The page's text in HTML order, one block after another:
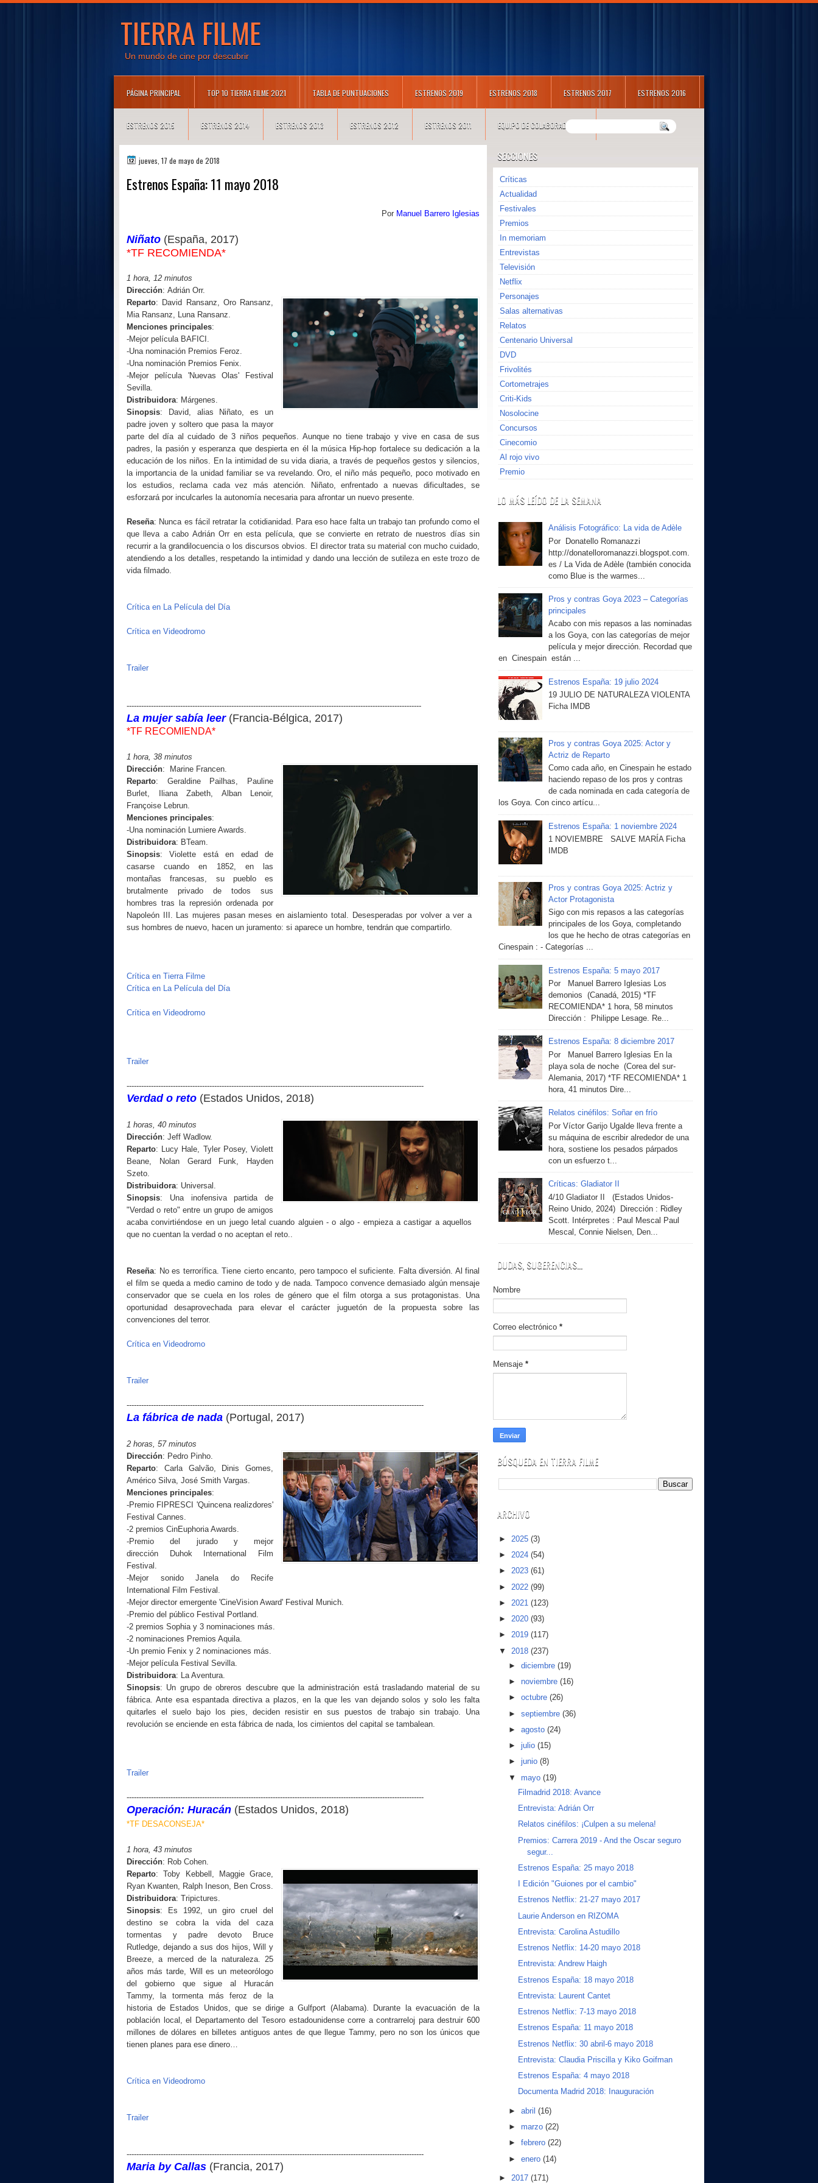
TIERRA FILME
Un mundo de cine por descubrir
PÁGINA PRINCIPAL TOP 10 TIERRA FILME 2021 TABLA DE PUNTUACIONES ESTRENOS 2019 ESTRENOS 2018 ESTRENOS 2017 ESTRENOS 2016
ESTRENOS 2015 ESTRENOS 2014 ESTRENOS 2013 ESTRENOS 2012 ESTRENOS 2011 EQUIPO DE COLABORADORES
jueves, 17 de mayo de 2018
Estrenos España: 11 mayo 2018
Por Manuel Barrero Iglesias
Niñato (España, 2017)
*TF RECOMIENDA*
1 hora, 12 minutos
Dirección: Adrián Orr.
Reparto: David Ransanz, Oro Ransanz,
Mia Ransanz, Luna Ransanz
Menciones principales:
-Mejor película BAFICI.
-Una nominación Premios Feroz.
-Una nominación Premios Fenix.
-Mejor película 'Nuevas Olas' Festival
Sevilla.
Distribuidora: Márgenes.
Sinopsis: David, alias Niñato, es un
padre joven y soltero que pasa la mayor
parte del día al cuidado de 3 niños pequeños. Aunque no tiene trabajo y vive en casa de sus
padres, la pasión y esperanza que despierta en él la música Hip-hop fortalece su dedicación a la
educación de los niños. En la intimidad de su vida diaria, a través de pequeños gestos y silencios,
la importancia de la unidad familiar se va revelando. Oro, el niño más pequeño, poco motivado en
los estudios, reclama cada vez más atención. Niñato, enfrentado a nuevas dificultades, se
esforzará por inculcarles la autonomía necesaria para afrontar un nuevo presente.
Reseña: Nunca es fácil retratar la cotidianidad. Para eso hace falta un trabajo tan profundo como el
que lleva a cabo Adrián Orr en esta película, que se convierte en retrato de nuestros días sin
recurrir a la grandilocuencia o los discursos obvios. El director trata su material con mucho cuidado,
atendiendo a los detalles, respetando la intimidad y dando una lección de sutileza en este trozo de
vida filmado.
Crítica en La Película del Día
Crítica en Videodromo
Trailer
-------------------------------------------------------------------------------------------------------------------------
La mujer sabía leer (Francia-Bélgica, 2017)
*TF RECOMIENDA*
1 hora, 38 minutos
Dirección: Marine Francen
Reparto: Geraldine Pailhas, Pauline
Burlet, Iliana Zabeth, Alban Lenoir,
Françoise Lebrun.
Menciones principales:
-Una nominación Lumiere Awards.
Distribuidora: BTeam
Sinopsis:Violette está en edad de
casarse cuando en 1852, en las
montañas francesas, su pueblo es
brutalmente privado de todos sus
hombres tras la represión ordenada por
Napoleón III. Las mujeres pasan meses en aislamiento total. Desesperadas por volver a ver a
sus hombres de nuevo, hacen un juramento: si aparece un hombre, tendrán que compartirlo.
Crítica en Tierra Filme
Crítica en La Película del Día
Crítica en Videodromo
Trailer
--------------------------------------------------------------------------------------------------------------------------
Verdad o reto (Estados Unidos, 2018)
1 horas, 40 minutos
Dirección: Jeff Wadlow.
Reparto: Lucy Hale, Tyler Posey, Violett
Beane, Nolan Gerard Funk, Hayden
Szeto
Distribuidora: Universal
Sinopsis: Una inofensiva partida de
"Verdad o reto" entre un grupo de amigos
acaba convirtiéndose en un juego letal cuando alguien - o algo - empieza a castigar a aquellos
que no cuentan la verdad o no aceptan el reto..
Reseña: No es terrorífica. Tiene cierto encanto, pero tampoco el suficiente. Falta diversión. Al final
el film se queda a medio camino de todo y de nada. Tampoco convence demasiado algún mensaje
conservador que se cuela en los roles de género que el film otorga a sus protagonistas. Una
oportunidad desaprovechada para elevar el carácter juguetón de la propuesta sobre las
convenciones del terror.
Crítica en Videodromo
Trailer
--------------------------------------------------------------------------------------------------------------------------
La fábrica de nada (Portugal, 2017)
2 horas, 57 minutos
Dirección: Pedro Pinho
Reparto: Carla Galvão, Dinis Gomes,
Américo Silva, José Smith Vargas
Menciones principales:
-Premio FIPRESCI 'Quincena realizdores'
Festival Cannes.
-2 premios CinEuphoria Awards.
-Premio del jurado y mejor
dirección Duhok International Film
Festival.
-Mejor sonido Janela do Recife
International Film Festival.
-Mejor director emergente 'CineVision Award' Festival Munich.
-Premio del público Festival Portland.
-2 premios Sophia y 3 nominaciones más.
-2 nominaciones Premios Aquila.
-Un premio Fenix y 2 nominaciones más.
-Mejor película Festival Sevilla.
Distribuidora: La Aventura.
Sinopsis: Un grupo de obreros descubre que la administración está trasladando material de su
fábrica. Ante esa espantada directiva a plazos, en la que les van dejando solos y solo les falta
quitarles el suelo bajo los pies, deciden resistir en sus puestos de trabajo sin trabajo. Una
revolución se enciende en esta fábrica de nada, los cimientos del capital se tambalean.
Trailer
--------------------------------------------------------------------------------------------------------------------------
Operación: Huracán (Estados Unidos, 2018)
*TF DESACONSEJA*
1 hora, 43 minutos
Dirección: Rob Cohen.
Reparto:Toby Kebbell, Maggie Grace,
Ryan Kwanten, Ralph Ineson, Ben Cross
Distribuidora: Tripictures.
Sinopsis: Es 1992, un giro cruel del
destino se cobra la vida del caza
tormentas y padre devoto Bruce
Rutledge, dejando a sus dos hijos, Will y
Breeze, a merced de la naturaleza. 25
años más tarde, Will es un meteorólogo
del gobierno que sigue al Huracán
Tammy, la tormenta más feroz de la
historia de Estados Unidos, que se dirige a Gulfport (Alabama). Durante la evacuación de la
población local, el Departamento del Tesoro estadounidense corre a contrarreloj para destruir 600
millones de dólares en billetes antiguos antes de que llegue Tammy, pero no son los únicos que
tienen planes para ese dinero…
Crítica en Videodromo
Trailer
--------------------------------------------------------------------------------------------------------------------------
Maria by Callas (Francia, 2017)
SECCIONES
Críticas
Actualidad
Festivales
Premios
In memoriam
Entrevistas
Televisión
Netflix
Personajes
Salas alternativas
Relatos
Centenario Universal
DVD
Frivolités
Cortometrajes
Criti-Kids
Nosolocine
Concursos
Cinecomio
Al rojo vivo
Premio
LO MÁS LEÍDO DE LA SEMANA
Análisis Fotográfico: La vida de Adèle
Por Donatello Romanazzi
http://donatelloromanazzi.blogspot.com.
es / La Vida de Adèle (también conocida
como Blue is the warmes...
Pros y contras Goya 2023 – Categorías
principales
Acabo con mis repasos a las nominadas
a los Goya, con las categorías de mejor
película y mejor dirección. Recordad que
en Cinespain están ...
Estrenos España: 19 julio 2024
19 JULIO DE NATURALEZA VIOLENTA
Ficha IMDB
Pros y contras Goya 2025: Actor y
Actriz de Reparto
Como cada año, en Cinespain he estado
haciendo repaso de los pros y contras
de cada nominada en cada categoría de
los Goya. Con cinco artícu...
Estrenos España: 1 noviembre 2024
1 NOVIEMBRE SALVE MARÍA Ficha
IMDB
Pros y contras Goya 2025: Actriz y
Actor Protagonista
Sigo con mis repasos a las categorías
principales de los Goya, completando
los que he hecho de otras categorías en
Cinespain : - Categorías ...
Estrenos España: 5 mayo 2017
Por Manuel Barrero Iglesias Los
demonios (Canadá, 2015) *TF
RECOMIENDA* 1 hora, 58 minutos
Dirección : Philippe Lesage. Re...
Estrenos España: 8 diciembre 2017
Por Manuel Barrero Iglesias En la
playa sola de noche (Corea del sur-
Alemania, 2017) *TF RECOMIENDA* 1
hora, 41 minutos Dire...
Relatos cinéfilos: Soñar en frío
Por Víctor Garijo Ugalde lleva frente a
su máquina de escribir alrededor de una
hora, sostiene los pesados párpados
con un esfuerzo t...
Críticas: Gladiator II
4/10 Gladiator II (Estados Unidos-
Reino Unido, 2024) Dirección : Ridley
Scott. Intérpretes : Paul Mescal Paul
Mescal, Connie Nielsen, Den...
DUDAS, SUGERENCIAS...
Nombre
Correo electrónico *
Mensaje *
BÚSQUEDA EN TIERRA FILME
ARCHIVO
► 2025 (3)
► 2024 (54)
► 2023 (61)
► 2022 (99)
► 2021 (123)
► 2020 (93)
► 2019 (117)
▼ 2018 (237)
► diciembre (19)
► noviembre (16)
► octubre (26)
► septiembre (36)
► agosto (24)
► julio (15)
► junio (8)
▼ mayo (19)
Filmadrid 2018: Avance
Entrevista: Adrián Orr
Relatos cinéfilos: ¡Culpen a su melena!
Premios: Carrera 2019 - And the Oscar seguro
segur...
Estrenos España: 25 mayo 2018
I Edición "Guiones por el cambio"
Estrenos Netflix: 21-27 mayo 2017
Laurie Anderson en RIZOMA
Entrevista: Carolina Astudillo
Estrenos Netflix: 14-20 mayo 2018
Entrevista: Andrew Haigh
Estrenos España: 18 mayo 2018
Entrevista: Laurent Cantet
Estrenos Netflix: 7-13 mayo 2018
Estrenos España: 11 mayo 2018
Estrenos Netflix: 30 abril-6 mayo 2018
Entrevista: Claudia Priscilla y Kiko Goifman
Estrenos España: 4 mayo 2018
Documenta Madrid 2018: Inauguración
► abril (16)
► marzo (22)
► febrero (22)
► enero (14)
► 2017 (171)